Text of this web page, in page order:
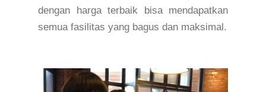
dengan harga terbaik bisa mendapatkan
semua fasilitas yang bagus dan maksimal.